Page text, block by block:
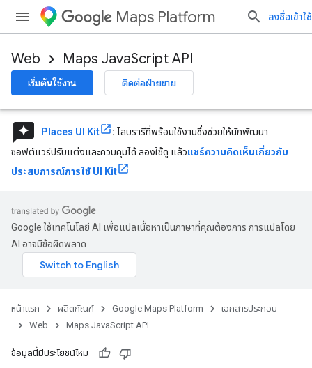
Maps Platform ลงชื่อเข้าใช้
Web Maps JavaScript API
เริ่มต้นใช้งาน ติดต่อฝ่ายขาย
reviews Places UI Kit : ไลบรารีที่พร้อมใช้งานซึ่งช่วยให้นักพัฒนา
ซอฟต์แวร์ปรับแต่งและควบคุมได้ ลองใช้ดู แล้วแชร์ความคิดเห็นเกี่ยวกับ
ประสบการณ์การใช้ UI Kit
Google ใช้เทคโนโลยี AI เพื่อแปลเนื้อหาเป็นภาษาที่คุณต้องการ การแปลโดย
AI อาจมีข้อผิดพลาด
หน้าแรก ผลิตภัณฑ์ Google Maps Platform
เอกสารประกอบ
Web
Maps JavaScript API
ข้อมูลนี้มีประโยชน์ไหม